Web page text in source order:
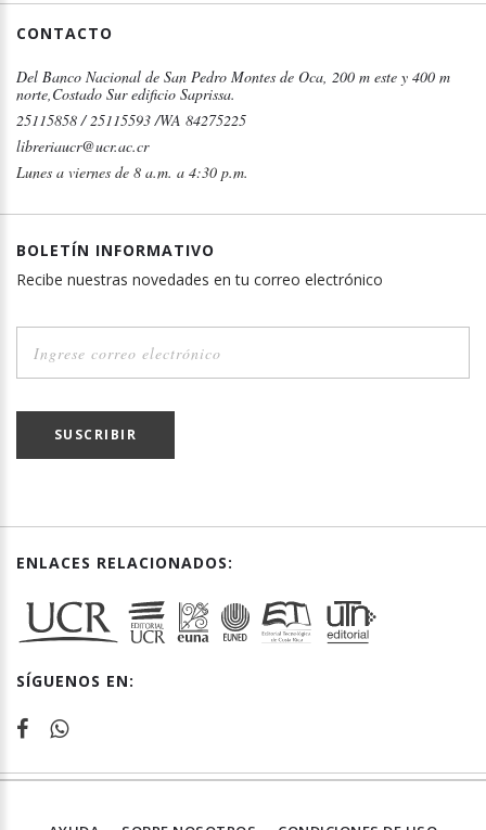
CONTACTO
Del Banco Nacional de San Pedro Montes de Oca, 200 m este y 400 m
norte,Costado Sur edificio Saprissa.
25115858 / 25115593 /WA 84275225
libreriaucr@ucr.ac.cr
Lunes a viernes de 8 a.m. a 4:30 p.m.
BOLETÍN INFORMATIVO
Recibe nuestras novedades en tu correo electrónico
SUSCRIBIR
ENLACES RELACIONADOS:
SÍGUENOS EN: